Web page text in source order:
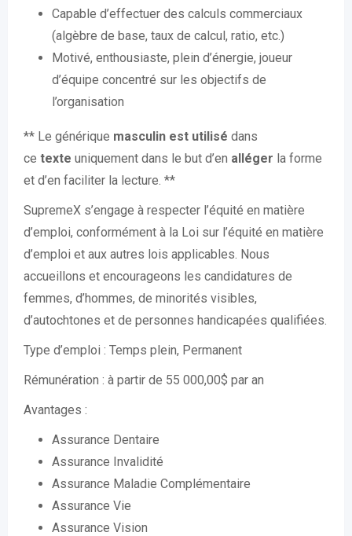
Capable d’effectuer des calculs commerciaux
(algèbre de base, taux de calcul, ratio, etc.)
Motivé, enthousiaste, plein d’énergie, joueur
d’équipe concentré sur les objectifs de
l’organisation
** Le générique masculin est utilisé dans
ce texte uniquement dans le but d’en alléger la forme
et d’en faciliter la lecture. **
SupremeX s’engage à respecter l’équité en matière
d’emploi, conformément à la Loi sur l’équité en matière
d’emploi et aux autres lois applicables. Nous
accueillons et encourageons les candidatures de
femmes, d’hommes, de minorités visibles,
d’autochtones et de personnes handicapées qualifiées.
Type d’emploi : Temps plein, Permanent
Rémunération : à partir de 55 000,00$ par an
Avantages :
Assurance Dentaire
Assurance Invalidité
Assurance Maladie Complémentaire
Assurance Vie
Assurance Vision